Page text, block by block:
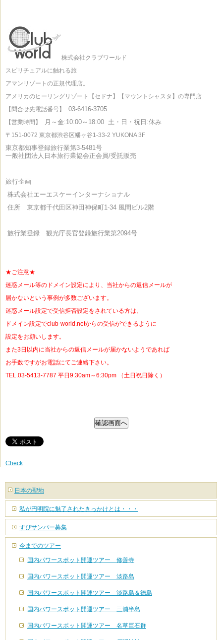
株式会社クラブワールド
スピリチュアルに触れる旅
アマンリゾートの正規代理店。
アメリカのヒーリングリゾート【セドナ】【マウントシャスタ】の専門店
【問合せ先電話番号】
03-6416-3705
【営業時間】 月～金:10:00～18:00 土・日・祝日:休み
〒151-0072 東京都渋谷区幡ヶ谷1-33-2 YUKONA 3F
東京都知事登録旅行業第3-5481号
一般社団法人日本旅行業協会正会員/受託販売
旅行企画
株式会社エーエスケーインターナショナル
住所 東京都千代田区神田神保町1-34 風間ビル2階
旅行業登録 観光庁長官登録旅行業第2094号
★ご注意★
迷惑メール等のドメイン設定により、当社からの返信メールが
届かないという事例が多数ございます。
迷惑メール設定で受信拒否設定をされている方は、
ドメイン設定でclub-world.netからの受信ができるように
設定をお願いします。
また3日以内に当社からの返信メールが届かないようであれば
お手数ですがお電話にてご連絡下さい。
TEL.03-5413-7787 平日9:30am～6:30pm （土日祝日除く）
Check
日本の聖地
私が円明院に魅了されたきっかけとは・・・
すぴサンパー募集
今までのツアー
国内パワースポット開運ツアー 修善寺
国内パワースポット開運ツアー 淡路島
国内パワースポット開運ツアー 淡路島＆徳島
国内パワースポット開運ツアー 三浦半島
国内パワースポット開運ツアー 名草巨石群